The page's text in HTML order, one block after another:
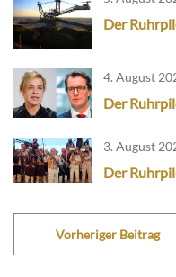
Der
4. August
Der
3. August
Der
Vorheriger Beitrag